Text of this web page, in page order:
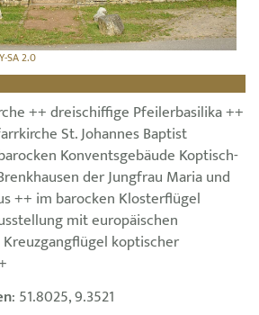
SA 2.0
++ dreischiffige Pfeilerbasilika ++
St. Johannes Baptist
Konventsgebäude Koptisch-
der Jungfrau Maria und
++ im barocken Klosterflügel
mit europäischen
koptischer
: 51.8025, 9.3521